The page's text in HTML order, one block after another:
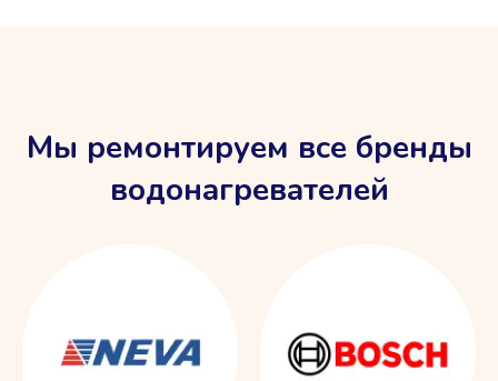
Мы ремонтируем все бренды
водонагревателей